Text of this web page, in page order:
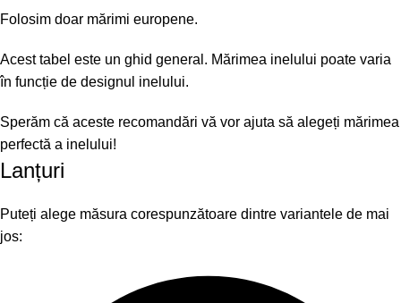
Folosim doar mărimi europene.
Acest tabel este un ghid general. Mărimea inelului poate varia
în funcție de designul inelului.
Sperăm că aceste recomandări vă vor ajuta să alegeți mărimea
perfectă a inelului!
Lanțuri
Puteți alege măsura corespunzătoare dintre variantele de mai
jos: